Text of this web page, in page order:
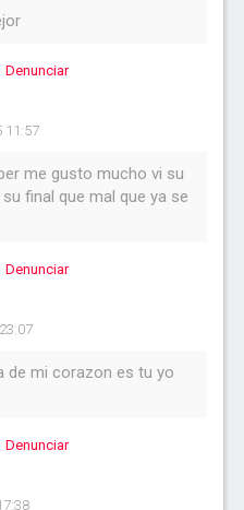
Denunciar
11:57
me gusto mucho vi su
final que mal que ya se
Denunciar
de mi corazon es tu yo
Denunciar